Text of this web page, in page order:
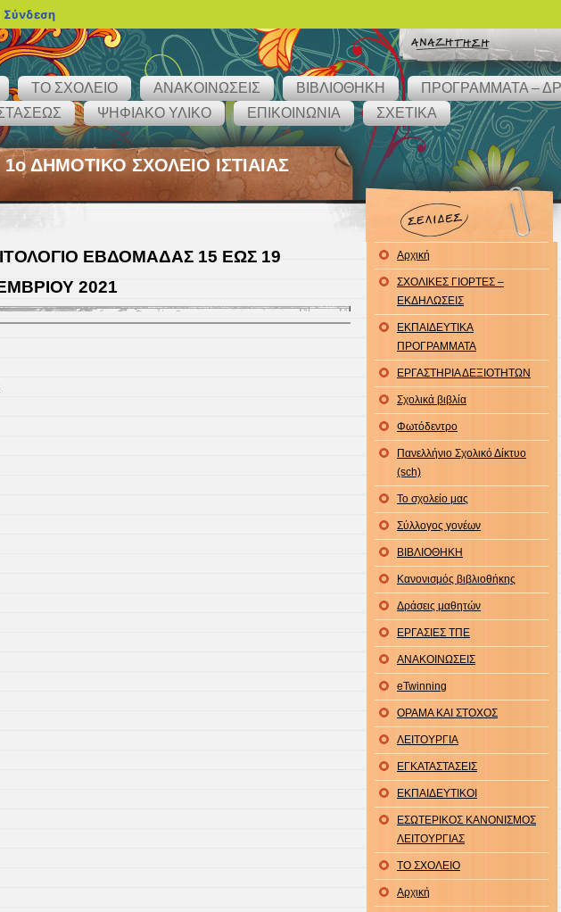
ΤΟ ΣΧΟΛΕΙΟ ΑΝΑΚΟΙΝΩΣΕΙΣ ΒΙΒΛΙΟΘΗΚΗ ΠΡΟΓΡΑΜΜΑΤΑ –
ΨΗΦΙΑΚΟ ΥΛΙΚΟ ΕΠΙΚΟΙΝΩΝΙΑ ΣΧΕΤΙΚΑ
1ο ΔΗΜΟΤΙΚΟ ΣΧΟΛΕΙΟ ΙΣΤΙΑΙΑΣ
ΕΒΔΟΜΑΔΑΣ 15 ΕΩΣ 19
2021
Αρχική
ΣΧΟΛΙΚΕΣ ΓΙΟΡΤΕΣ –
ΕΚΔΗΛΩΣΕΙΣ
ΕΚΠΑΙΔΕΥΤΙΚΑ
ΠΡΟΓΡΑΜΜΑΤΑ
ΕΡΓΑΣΤΗΡΙΑ ΔΕΞΙΟΤΗΤΩΝ
Σχολικά βιβλία
Φωτόδεντρο
Πανελλήνιο Σχολικό Δίκτυο
(sch)
Το σχολείο μας
Σύλλογος γονέων
ΒΙΒΛΙΟΘΗΚΗ
Κανονισμός βιβλιοθήκης
Δράσεις μαθητών
ΕΡΓΑΣΙΕΣ ΤΠΕ
ΑΝΑΚΟΙΝΩΣΕΙΣ
eTwinning
ΟΡΑΜΑ ΚΑΙ ΣΤΟΧΟΣ
ΛΕΙΤΟΥΡΓΙΑ
ΕΓΚΑΤΑΣΤΑΣΕΙΣ
ΕΚΠΑΙΔΕΥΤΙΚΟΙ
ΕΣΩΤΕΡΙΚΟΣ ΚΑΝΟΝΙΣΜΟΣ
ΛΕΙΤΟΥΡΓΙΑΣ
ΤΟ ΣΧΟΛΕΙΟ
Αρχική
blogs.sch.gr
Σύνδεση